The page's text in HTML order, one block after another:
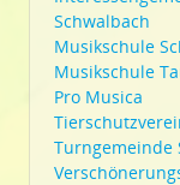
Schwalbach
Musikschule
Musikschule
Pro Musica
Turngemeinde